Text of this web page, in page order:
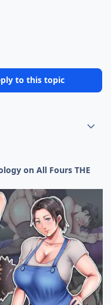
to this topic
on All Fours THE